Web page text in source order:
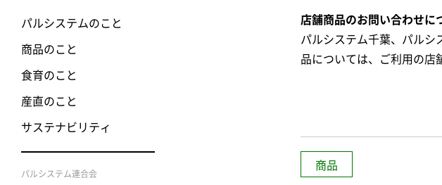
パルシステムのこと
商品のこと
食育のこと
産直のこと
サステナビリティ
パルシステム連合会
店舗商品のお問い合わせに
パルシステム千葉、パルシ
品については、ご利用の店
商品